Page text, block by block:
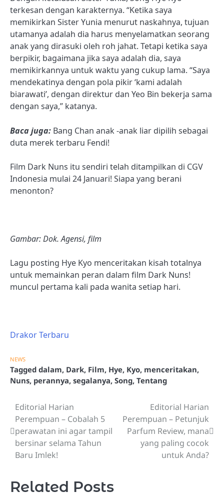
terkesan dengan karakternya. “Ketika saya
memikirkan Sister Yunia menurut naskahnya, tujuan
utamanya adalah dia harus menyelamatkan seorang
anak yang dirasuki oleh roh jahat. Tetapi ketika saya
berpikir, bagaimana jika saya adalah dia, saya
memikirkannya untuk waktu yang cukup lama. “Saya
mendekatinya dengan pola pikir ‘kami adalah
biarawati’, dengan direktur dan Yeo Bin bekerja sama
dengan saya,” katanya.
Baca juga: Bang Chan anak -anak liar dipilih sebagai
duta merek terbaru Fendi!
Film Dark Nuns itu sendiri telah ditampilkan di CGV
Indonesia mulai 24 Januari! Siapa yang berani
menonton?
Gambar: Dok. Agensi, film
Lagu posting Hye Kyo menceritakan kisah totalnya
untuk memainkan peran dalam film Dark Nuns!
muncul pertama kali pada wanita setiap hari.
Drakor Terbaru
NEWS
Tagged dalam, Dark, Film, Hye, Kyo, menceritakan,
Nuns, perannya, segalanya, Song, Tentang
Post
navigation
Editorial Harian
Perempuan – Cobalah 5
perawatan ini agar tampil
bersinar selama Tahun
Baru Imlek!
Editorial Harian
Perempuan – Petunjuk
Parfum Review, mana
yang paling cocok
untuk Anda?
Related Posts